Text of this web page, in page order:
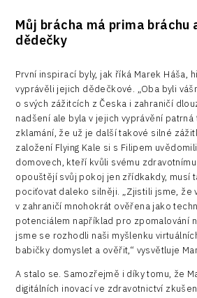
Můj brácha má prima bráchu
dědečky
První inspirací byly, jak říká Marek Háša,
vyprávěli jejich dědečkové. „Oba byli
o svých zážitcích z Česka i zahraničí
nadšení ale byla v jejich vyprávění
zklamání, že už je další takové silné
založení Flying Kale si s Filipem
domovech, kteří kvůli svému
opouštějí svůj pokoj jen zřídkakdy, musí
pociťovat daleko silněji. „Zjistili jsme, že
v zahraničí mnohokrát ověřena jako
potenciálem například pro zpomalování
jsme se rozhodli naši myšlenku
babičky domyslet a ověřit,“ vysvětluje
A stalo se. Samozřejmě i díky tomu, že
digitálních inovací ve zdravotnictví